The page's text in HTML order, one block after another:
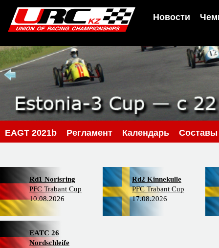
Новости
EAGT 2021b Регламент Календарь Составы
Rd1 Norisring
PFC Trabant Cup
10.08.2026
Rd2 Kinnekulle
PFC Trabant Cup
17.08.2026
EATC 26
Nordschleife